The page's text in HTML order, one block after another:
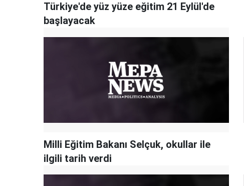
Türkiye'de yüz yüze eğitim 21 Eylül'de
başlayacak
Milli Eğitim Bakanı Selçuk, okullar ile
ilgili tarih verdi